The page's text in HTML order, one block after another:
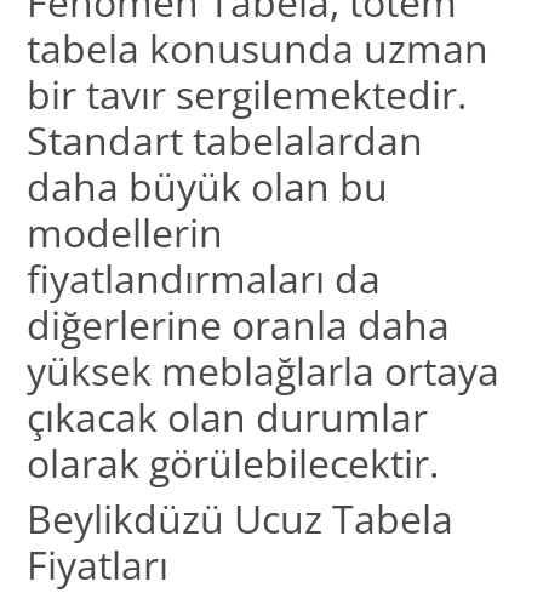
tabela konusunda uzman
bir tavır sergilemektedir.
Standart tabelalardan
daha büyük olan bu
modellerin
fiyatlandırmaları da
diğerlerine oranla daha
yüksek meblağlarla ortaya
çıkacak olan durumlar
olarak görülebilecektir.
Beylikdüzü Ucuz Tabela
Fiyatları